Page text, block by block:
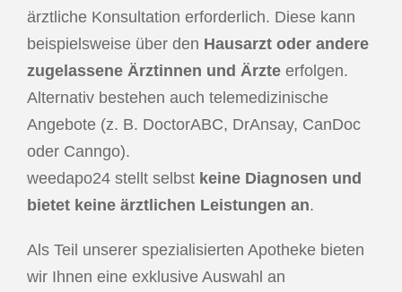
ärztliche Konsultation erforderlich. Diese kann
beispielsweise über den Hausarzt oder andere
zugelassene Ärztinnen und Ärzte erfolgen.
Alternativ bestehen auch telemedizinische
Angebote (z. B. DoctorABC, DrAnsay, CanDoc
oder Canngo).
weedapo24 stellt selbst keine Diagnosen und
bietet keine ärztlichen Leistungen an.
Als Teil unserer spezialisierten Apotheke bieten
wir Ihnen eine exklusive Auswahl an